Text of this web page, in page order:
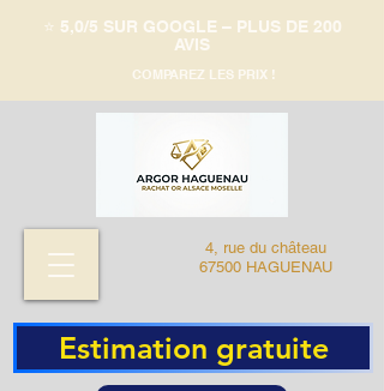
4, rue du château
67500 HAGUENAU
⭐️ 5,0/5 SUR GOOGLE – PLUS DE 200
AVIS
COMPAREZ LES PRIX !
Estimation gratuite